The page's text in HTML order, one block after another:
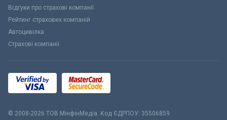
Відгуки про страхові компанії
Рейтинг страхових компаній
Автоцивілка
Страхові компанії
© 2008-2026 ТОВ МiнфiнМедiа. Код ЄДРПОУ: 35506859